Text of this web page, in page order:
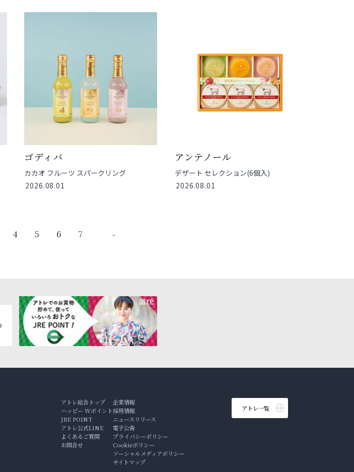
ゴディバ
カカオ フルーツ スパークリング
2026.08.01
アンテノール
デザート セレクション(6個入)
2026.08.01
4 5 6 7 ＞
アトレ総合トップ
ハッピー Wポイント
JRE POINT
アトレ公式LINE
よくあるご質問
お問合せ
企業情報
採用情報
ニュースリリース
電子公告
プライバシーポリシー
Cookieポリシー
ソーシャルメディアポリシー
サイトマップ
アトレ一覧